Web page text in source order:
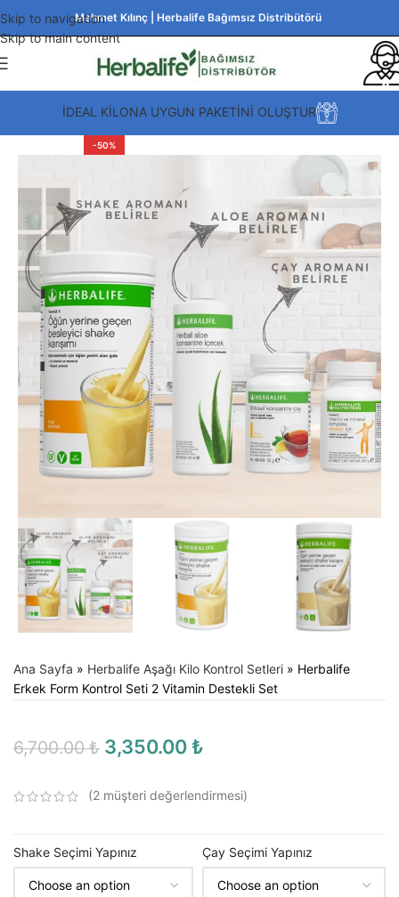
Skip to navigation
Skip to main content
Mehmet Kılınç | Herbalife Bağımsız Distribütörü
İDEAL KİLONA UYGUN PAKETİNİ OLUŞTUR
-50%
Ana Sayfa » Herbalife Aşağı Kilo Kontrol Setleri » Herbalife
Erkek Form Kontrol Seti 2 Vitamin Destekli Set
6,700.00₺ 3,350.00 ₺
(2 müşteri değerlendirmesi)
Shake Seçimi Yapınız Çay Seçimi Yapınız